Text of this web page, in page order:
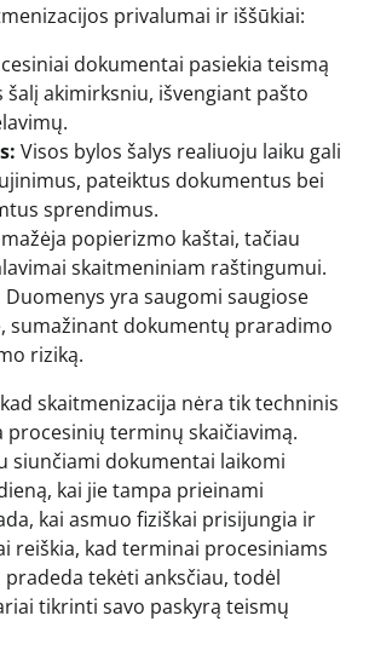
privalumai ir iššūkiai:
dokumentai pasiekia teismą
šalį akimirksniu, išvengiant pašto
Visos bylos šalys realiuoju laiku gali
pateiktus dokumentus bei
sprendimus.
popierizmo kaštai, tačiau
skaitmeniniam raštingumui.
Duomenys yra saugomi saugiose
sumažinant dokumentų praradimo
riziką.
skaitmenizacija nėra tik techninis
procesinių terminų skaičiavimą.
siunčiami dokumentai laikomi
kai jie tampa prieinami
kai asmuo fiziškai prisijungia ir
reiškia, kad terminai procesiniams
tekėti anksčiau, todėl
tikrinti savo paskyrą teismų